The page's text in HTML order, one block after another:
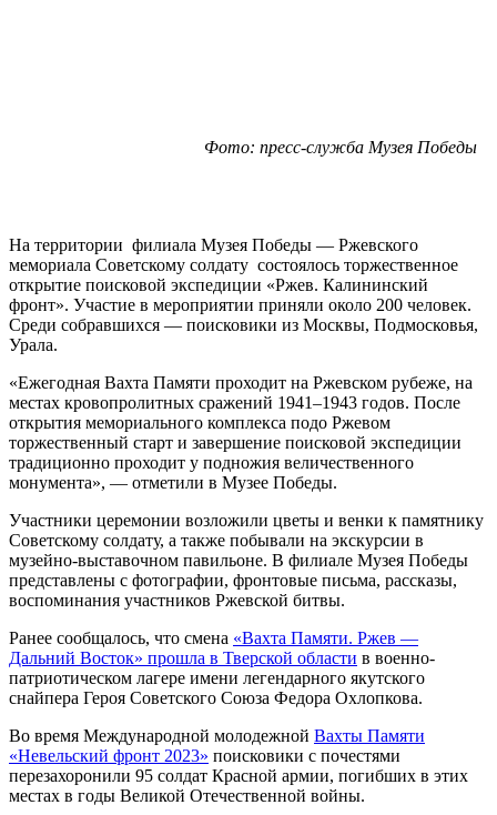
Фото: пресс-служба Музея Победы
На территории филиала Музея Победы — Ржевского
мемориала Советскому солдату состоялось торжественное
открытие поисковой экспедиции «Ржев. Калининский
фронт». Участие в мероприятии приняли около 200 человек.
Среди собравшихся — поисковики из Москвы, Подмосковья,
Урала.
«Ежегодная Вахта Памяти проходит на Ржевском рубеже, на
местах кровопролитных сражений 1941–1943 годов. После
открытия мемориального комплекса подо Ржевом
торжественный старт и завершение поисковой экспедиции
традиционно проходит у подножия величественного
монумента», — отметили в Музее Победы.
Участники церемонии возложили цветы и венки к памятнику
Советскому солдату, а также побывали на экскурсии в
музейно-выставочном павильоне. В филиале Музея Победы
представлены с фотографии, фронтовые письма, рассказы,
воспоминания участников Ржевской битвы.
Ранее сообщалось, что смена «Вахта Памяти. Ржев —
Дальний Восток» прошла в Тверской области в военно-
патриотическом лагере имени легендарного якутского
снайпера Героя Советского Союза Федора Охлопкова.
Во время Международной молодежной Вахты Памяти
«Невельский фронт 2023» поисковики с почестями
перезахоронили 95 солдат Красной армии, погибших в этих
местах в годы Великой Отечественной войны.